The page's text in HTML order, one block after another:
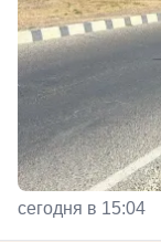
сегодня в 15:04